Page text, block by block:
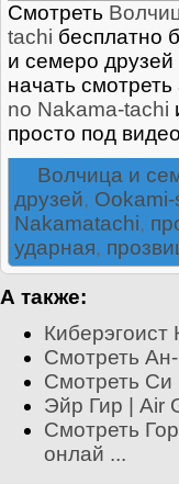
Смотреть
tachi бесплатно
и семеро
начать
no Nakama-tachi
просто под
Волчица и
друзей,
Nakamatachi,
ударная,
А также:
Киберэгоист
Смотреть
Смотреть Си
Эйр Гир | Air
Смотреть
онлай ...